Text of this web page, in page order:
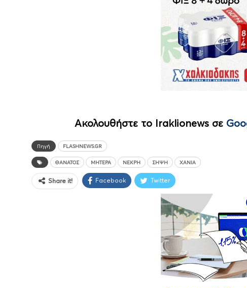
Ακολουθήστε το Iraklionews σε
Πηγή FLASHNEWS.GR
ΘΆΝΑΤΟΣ ΜΗΤΈΡΑ ΝΕΚΡΉ ΣΉΨΗ ΧΑΝΙΆ
Share it! Facebook Twitter